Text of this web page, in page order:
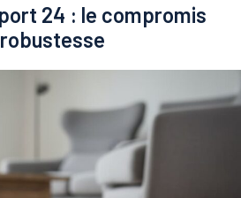
24 : le compromis